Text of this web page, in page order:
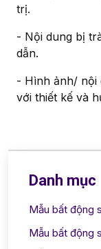
trị.
- Nội dung bị
dẫn.
- Hình ảnh/ nội
với thiết kế và
Danh mục
Mẫu bất động
Mẫu bất động